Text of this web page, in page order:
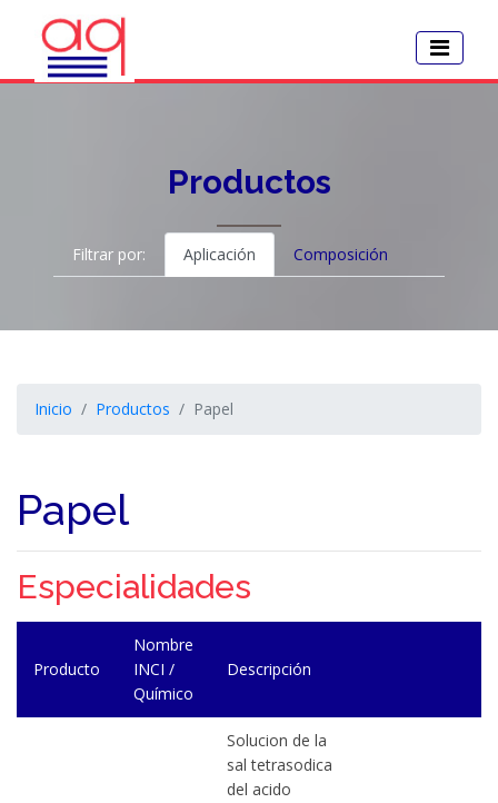
Productos
Filtrar por: Aplicación Composición
Inicio Productos Papel
Papel
Especialidades
Producto
Nombre
INCI /
Químico
Descripción
Solucion de la
sal tetrasodica
del acido